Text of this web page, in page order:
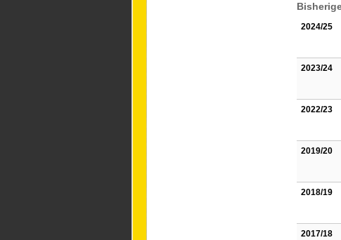
2024/25
2023/24
2022/23
2019/20
2018/19
2017/18